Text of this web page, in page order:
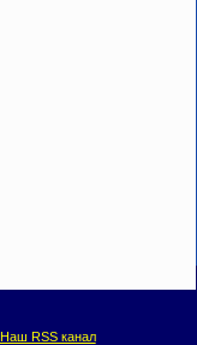
Наш RSS канал